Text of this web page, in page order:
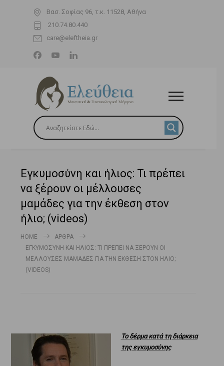
Βασ. Σοφίας 96, τ.κ. 11528, Αθήνα
210.74.80.440
care@eleftheia.gr
Εγκυμοσύνη και ήλιος: Τι πρέπει
να ξέρουν οι μέλλουσες
μαμάδες για την έκθεση στον
ήλιο; (videos)
HOME
ΆΡΘΡΑ
ΕΓΚΥΜΟΣΎΝΗ ΚΑΙ ΉΛΙΟΣ: ΤΙ ΠΡΈΠΕΙ ΝΑ ΞΈΡΟΥΝ ΟΙ
ΜΈΛΛΟΥΣΕΣ ΜΑΜΆΔΕΣ ΓΙΑ ΤΗΝ ΈΚΘΕΣΗ ΣΤΟΝ ΉΛΙΟ;
(VIDEOS)
Το δέρμα κατά τη διάρκεια
της εγκυμοσύνης